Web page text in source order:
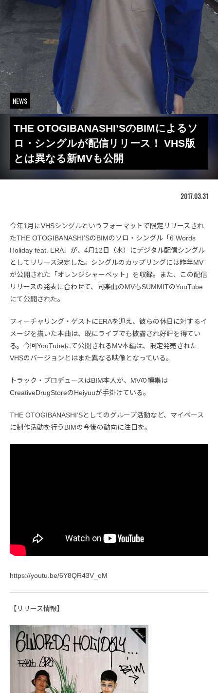
NEWS
THE OTOGIBANASHI’SのBIMによるソ
ロ・シングルが配信リリース！ VHS版
とは異なる新MVも公開
2017.03.31
今年1月にVHSシングルというフォーマットで限定リリースされ
たTHE OTOGIBANASHI’SのBIMのソロ・シングル「6 Words
Holiday feat. ERA」が、4月12日（水）にデジタル配信シングル
としてリリース決定した。シングルのカップリングには昨年MV
が公開された「オレンジシャーベット」を収録。また、この配信
リリースの発表に合わせて、同楽曲のMVもSUMMITのYouTube
にて公開された。
フィーチャリング・ゲストにERAを迎え、彼らの休日に対するイ
メージを描いた本曲は、既にライブでも披露され好評を得てい
る。今回YouTubeにて公開されるMV本編は、限定発売された
VHSのバージョンとはまた異なる映像となっている。
トラック・プロデュースはBIM本人が、MVの編集は
CreativeDrugStoreのHeiyuuが手掛けている。
THE OTOGIBANASHI’Sとしてのグループ活動など、マイペース
に制作活動を行うBIMの今後の動向に注目を。
https://youtu.be/6Y8QR43V_oM
【リリース情報】